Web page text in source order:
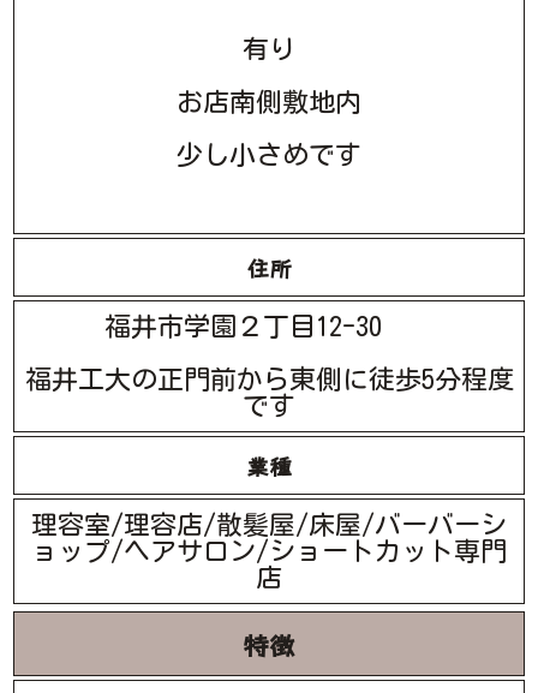
有り
お店南側敷地内
少し小さめです
住所
福井市学園２丁目12-30
福井工大の正門前から東側に徒歩5分程度
です
業種
理容室/理容店/散髪屋/床屋/バーバーシ
ョップ/ヘアサロン/ショートカット専門
店
特徴